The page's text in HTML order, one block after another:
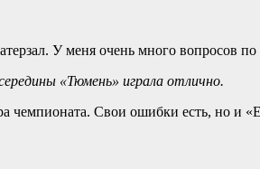
У меня очень много вопросов
«Тюмень» играла отлично.
чемпионата. Свои ошибки есть, но и